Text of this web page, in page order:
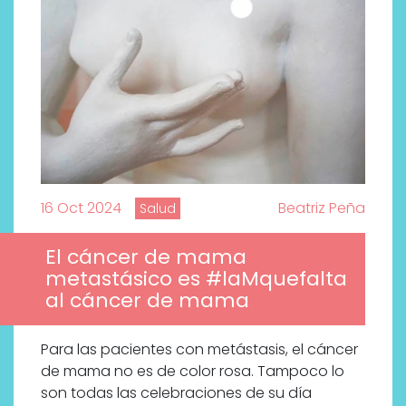
16 Oct 2024 Salud Beatriz Peña
El cáncer de mama
metastásico es #laMquefalta
al cáncer de mama
Para las pacientes con metástasis, el cáncer
de mama no es de color rosa. Tampoco lo
son todas las celebraciones de su día
Descubre cómo la cosmética
profesional va desde las